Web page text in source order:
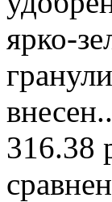
ярко-
внесен..
316.38